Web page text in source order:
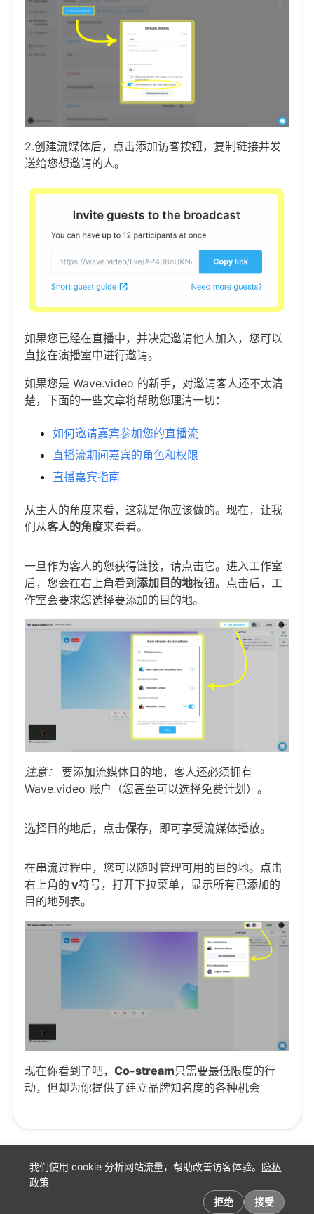
我们使用 cookie 分析网站流量，帮助改善访客体验。 隐私
政策
拒绝
接受
2.创建流媒体后，点击添加访客按钮，复制链接并发
送给您想邀请的人。
如果您已经在直播中，并决定邀请他人加入，您可以
直接在演播室中进行邀请。
如果您是 Wave.video 的新手，对邀请客人还不太清
楚，下面的一些文章将帮助您理清一切：
如何邀请嘉宾参加您的直播流
直播流期间嘉宾的角色和权限
直播嘉宾指南
从主人的角度来看，这就是你应该做的。现在，让我
们从客人的角度来看看。
一旦作为客人的您获得链接，请点击它。进入工作室
后，您会在右上角看到 添加目的地按钮。点击后，工
作室会要求您选择要添加的目的地。
注意： 要添加流媒体目的地，客人还必须拥有
Wave.video 账户（您甚至可以选择免费计划）。
选择目的地后，点击保存，即可享受流媒体播放。
在串流过程中，您可以随时管理可用的目的地。点击
右上角的 v符号，打开下拉菜单，显示所有已添加的
目的地列表。
现在你看到了吧， Co-stream只需要最低限度的行
动，但却为你提供了建立品牌知名度的各种机会
Cookie 偏好